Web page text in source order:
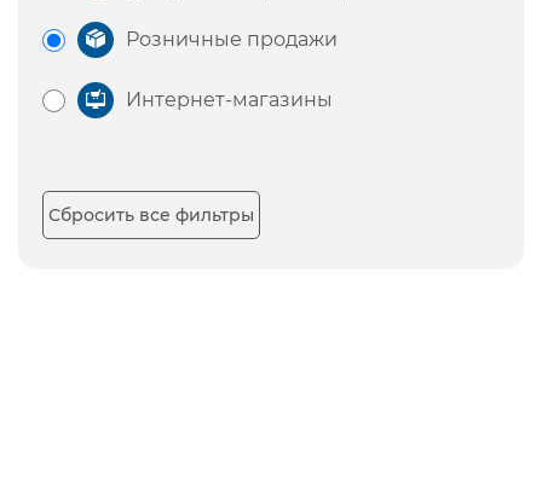
Розничные продажи
Интернет-магазины
Сбросить все фильтры